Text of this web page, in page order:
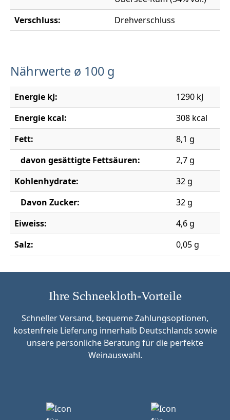
Verschluss:
Drehverschluss
Nährwerte ø 100 g
Energie kJ:
1290 kJ
Energie kcal:
308 kcal
Fett:
8,1 g
davon gesättigte Fettsäuren:
2,7 g
Kohlenhydrate:
32 g
Davon Zucker:
32 g
Eiweiss:
4,6 g
Salz:
0,05 g
Ihre Schneekloth-Vorteile
Schneller Versand, bequeme Zahlungsoptionen,
kostenfreie Lieferung innerhalb Deutschlands sowie
unsere persönliche Beratung für die perfekte
Weinauswahl.